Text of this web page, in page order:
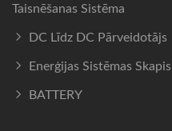
Taisnēšanas Sistēma
DC Līdz DC Pārveidotājs
Enerģijas Sistēmas Skapis
BATTERY